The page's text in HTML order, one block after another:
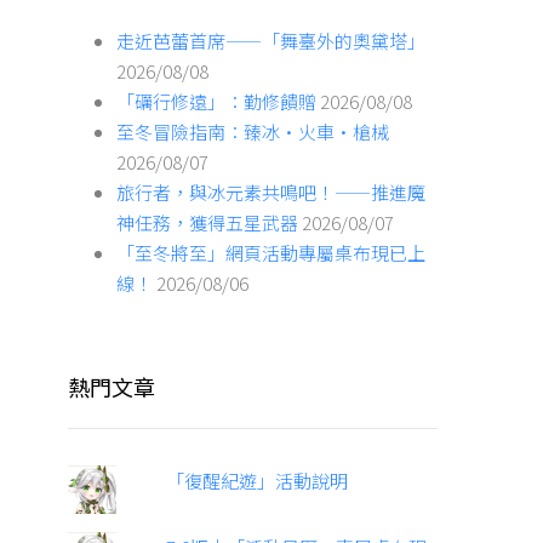
走近芭蕾首席——「舞臺外的奧黛塔」
2026/08/08
「礪行修遠」：勤修饋贈 2026/08/08
至冬冒險指南：臻冰·火車·槍械
2026/08/07
旅行者，與冰元素共鳴吧！——推進魔
神任務，獲得五星武器2026/08/07
「至冬將至」網頁活動專屬桌布現已上
線！ 2026/08/06
熱門文章
「復醒紀遊」活動說明